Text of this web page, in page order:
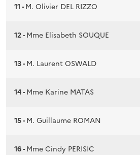
11 -M. Olivier DEL RIZZO
12 -Mme Elisabeth SOUQUE
13 -M. Laurent OSWALD
14 -Mme Karine MATAS
15 -M. Guillaume ROMAN
16 -Mme Cindy PERISIC